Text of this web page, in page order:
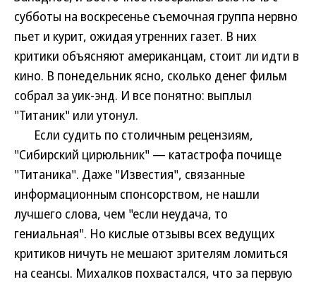
субботы на воскресенье съемочная группа нервно
пьет и курит, ожидая утренних газет. В них
критики объясняют американцам, стоит ли идти в
кино. В понедельник ясно, сколько денег фильм
собрал за уик-энд. И все понятно: выплыл
"Титаник" или утонул.
Если судить по столичным рецензиям,
"Сибирский цирюльник" — катастрофа почище
"Титаника". Даже "Известия", связанные
информационным спонсорством, не нашли
лучшего слова, чем "если неудача, то
гениальная". Но кислые отзывы всех ведущих
критиков ничуть не мешают зрителям ломиться
на сеансы. Михалков похвастался, что за первую